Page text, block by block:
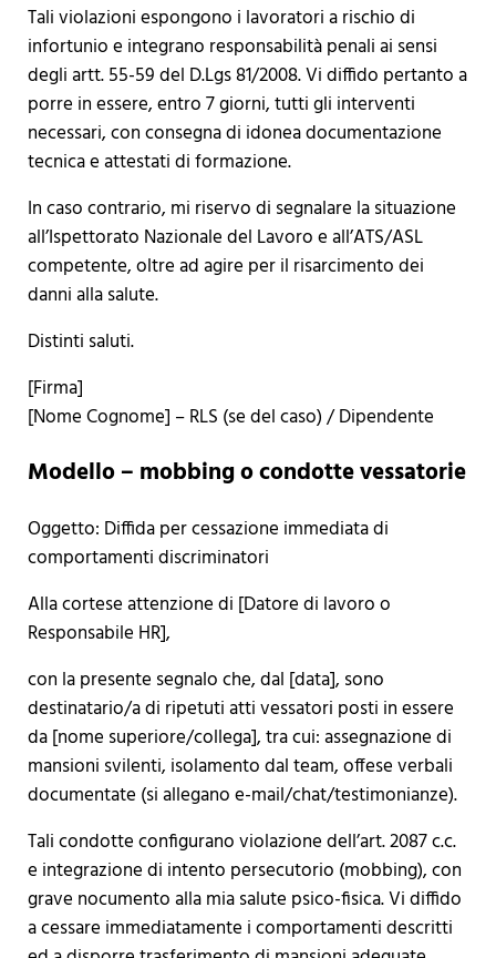
Tali violazioni espongono i lavoratori a rischio di
infortunio e integrano responsabilità penali ai sensi
degli artt. 55-59 del D.Lgs 81/2008. Vi diffido pertanto a
porre in essere, entro 7 giorni, tutti gli interventi
necessari, con consegna di idonea documentazione
tecnica e attestati di formazione.
In caso contrario, mi riservo di segnalare la situazione
all’Ispettorato Nazionale del Lavoro e all’ATS/ASL
competente, oltre ad agire per il risarcimento dei
danni alla salute.
Distinti saluti.
[Firma]
[Nome Cognome] – RLS (se del caso) / Dipendente
Modello – mobbing o condotte vessatorie
Oggetto: Diffida per cessazione immediata di
comportamenti discriminatori
Alla cortese attenzione di [Datore di lavoro o
Responsabile HR],
con la presente segnalo che, dal [data], sono
destinatario/a di ripetuti atti vessatori posti in essere
da [nome superiore/collega], tra cui: assegnazione di
mansioni svilenti, isolamento dal team, offese verbali
documentate (si allegano e-mail/chat/testimonianze).
Tali condotte configurano violazione dell’art. 2087 c.c.
e integrazione di intento persecutorio (mobbing), con
grave nocumento alla mia salute psico-fisica. Vi diffido
a cessare immediatamente i comportamenti descritti